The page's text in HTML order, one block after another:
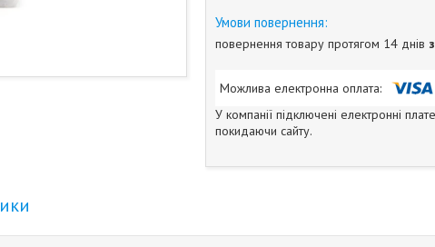
повернення товару протягом 14 днів
У компанії підключені електронні
покидаючи сайту.